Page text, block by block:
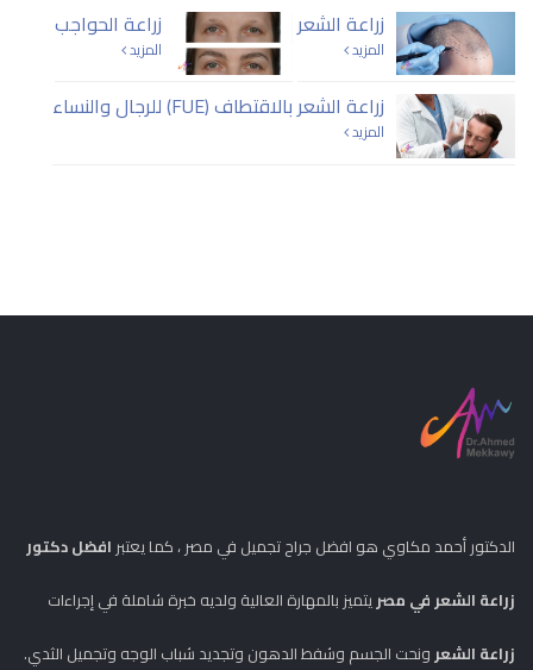
زراعة الشعر
المزيد
زراعة الحواجب
المزيد
زراعة الشعر بالاقتطاف (FUE) للرجال والنساء
المزيد
الدكتور أحمد مكاوي هو افضل جراح تجميل في مصر ، كما يعتبر افضل دكتور
زراعة الشعر في مصريتميز بالمهارة العالية ولديه خبرة شاملة في إجراءات
زراعة الشعرونحت الجسم وشفط الدهون وتجديد شباب الوجه وتجميل الثدي.